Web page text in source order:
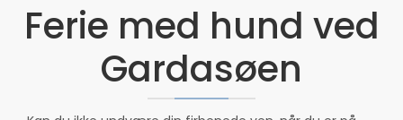
Ferie med hund ved
Gardasøen